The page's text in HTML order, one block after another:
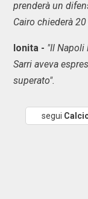
prenderà un
Cairo chiederà
Ionita - "Il
Sarri aveva
superato".
segui